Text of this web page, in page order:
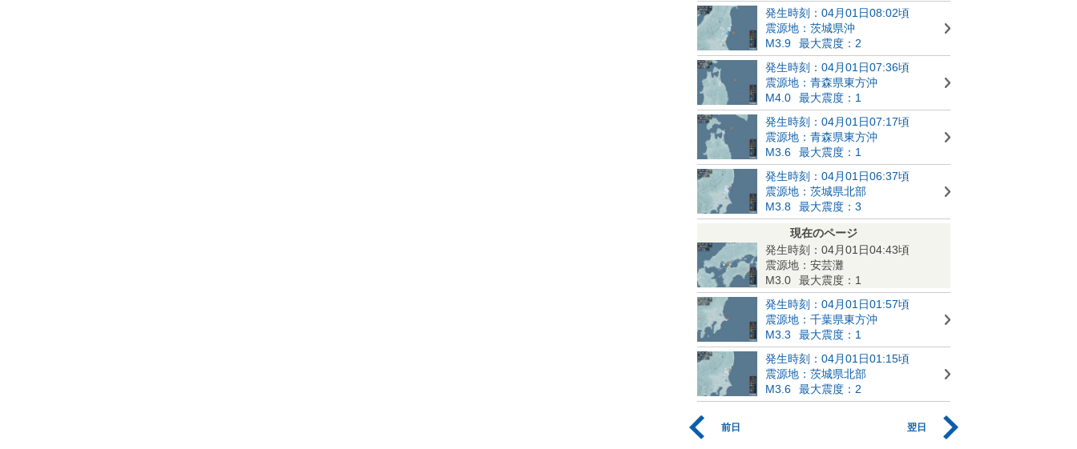
発生時刻：04月01日08:02頃
震源地：茨城県沖
M3.9
最大震度：2
発生時刻：04月01日07:36頃
震源地：青森県東方沖
M4.0
最大震度：1
発生時刻：04月01日07:17頃
震源地：青森県東方沖
M3.6
最大震度：1
発生時刻：04月01日06:37頃
震源地：茨城県北部
M3.8
最大震度：3
現在のページ
発生時刻：04月01日04:43頃
震源地：安芸灘
M3.0
最大震度：1
発生時刻：04月01日01:57頃
震源地：千葉県東方沖
M3.3
最大震度：1
発生時刻：04月01日01:15頃
震源地：茨城県北部
M3.6
最大震度：2
前日 翌日